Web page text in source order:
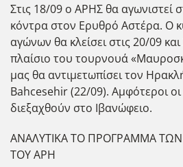
Στις 18/09 ο ΑΡΗΣ θα αγωνιστεί
κόντρα στον Ερυθρό Αστέρα. Ο
αγώνων θα κλείσει στις 20/09
πλαίσιο του τουρνουά
μας θα αντιμετωπίσει τον
Bahcesehir (22/09). Αμφότεροι
διεξαχθούν στο Ιβανώφειο.
ΑΝΑΛΥΤΙΚΑ ΤΟ ΠΡΟΓΡΑΜΜΑ
ΤΟΥ ΑΡΗ